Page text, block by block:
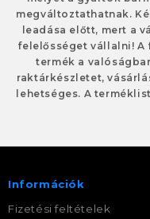
megváltoztathatnak.
leadása előtt, mert a
felelősséget vállalni!
termék a
raktárkészletet,
lehetséges. A
Információk
Fizetési feltételek